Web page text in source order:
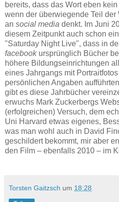
bereits, dass das Wort eben
wenn der überwiegende Teil
an social media denkt. Im Juni
diesem Zeitpunkt auch schon
"Saturday Night Live", dass in
facebookursprünglich Bücher
höhere Bildungseinrichtungen
eines Jahrgangs mit
persönlichen Angaben
gibt es diese Jahrbücher
erwuchs Mark Zuckerbergs
(erfolgreichen) Versuch, dem
Uni Harvard etwas eigenes,
was man wohl auch in David
geschildert bekommt, mir aber
den Film – ebenfalls 2010 – im
Torsten Gaitzsch um 18:28